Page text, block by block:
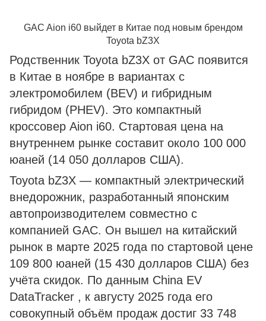
GAC Aion i60 выйдет в Китае под новым брендом
Toyota bZ3X
Родственник Toyota bZ3X от GAC появится
в Китае в ноябре в вариантах с
электромобилем (BEV) и гибридным
гибридом (PHEV). Это компактный
кроссовер Aion i60. Стартовая цена на
внутреннем рынке составит около 100 000
юаней (14 050 долларов США).
Toyota bZ3X — компактный электрический
внедорожник, разработанный японским
автопроизводителем совместно с
компанией GAC. Он вышел на китайский
рынок в марте 2025 года по стартовой цене
109 800 юаней (15 430 долларов США) без
учёта скидок. По данным China EV
DataTracker , к августу 2025 года его
совокупный объём продаж достиг 33 748